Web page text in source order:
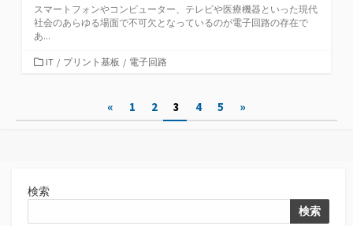
スマートフォンやコンピューター、テレビや医療機器といった現代
社会のあらゆる場面で不可欠となっているのが電子回路の存在で
あ...
カ
ー
IT / プリント基板 / 電子回路
ペ
« 1 2 3 4 5 »
検索
検索